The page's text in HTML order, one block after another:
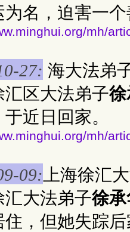
为名，迫害一
mh/
27: 海大法弟
汇区大法弟子
近日回家。
mh/
09: 上海徐汇
汇大法弟子徐
住，但她失踪